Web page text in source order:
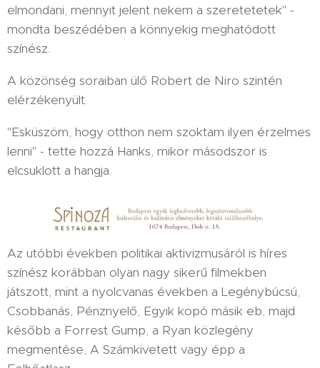
elmondani, mennyit jelent nekem a szeretetetek" -
mondta beszédében a könnyekig meghatódott
színész.
A közönség soraiban ülő Robert de Niro szintén
elérzékenyült.
"Esküszöm, hogy otthon nem szoktam ilyen érzelmes
lenni" - tette hozzá Hanks, mikor másodszor is
elcsuklott a hangja.
Az utóbbi években politikai aktivizmusáról is híres
színész korábban olyan nagy sikerű filmekben
játszott, mint a nyolcvanas években a Legénybúcsú,
Csobbanás, Pénznyelő, Egyik kopó másik eb, majd
később a Forrest Gump, a Ryan közlegény
megmentése, A Számkivetett vagy épp a